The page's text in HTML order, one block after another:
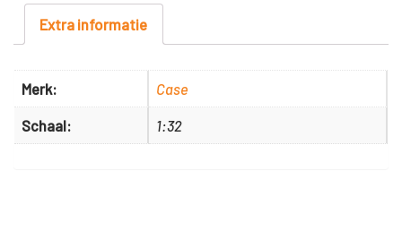
ED
700
stuks
Marge-
Extra informatie
Merk: Case
Schaal: 1:32